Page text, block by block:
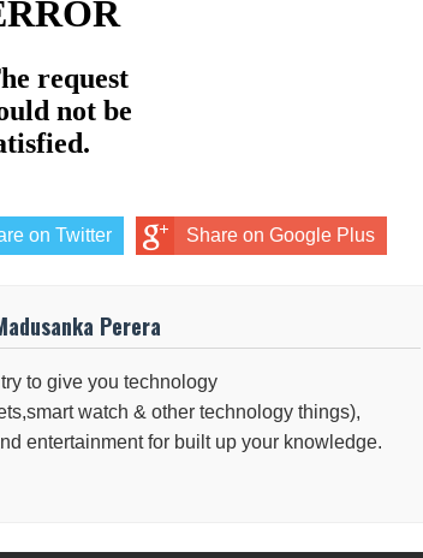
on Twitter Share on Google Plus
Perera
to give you technology
watch & other technology things),
entertainment for built up your knowledge.